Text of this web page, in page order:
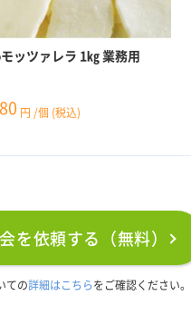
ッツァレラ 1㎏ 業務用
円 /個 (税込)
を依頼する（無料）
ての詳細はこちらをご確認ください。